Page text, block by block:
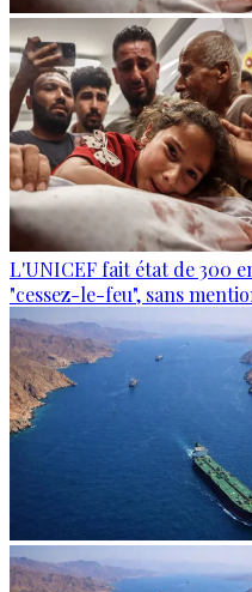
L'UNICEF fait état de 300
"cessez-le-feu", sans